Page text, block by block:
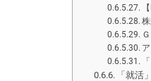
「就活